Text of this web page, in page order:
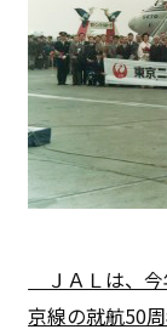
ＪＡＬは、
京線の就航50